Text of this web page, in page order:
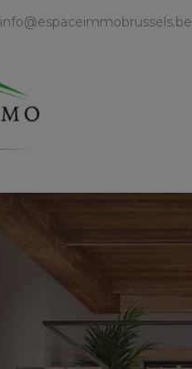
info@espaceimmobrussels.be